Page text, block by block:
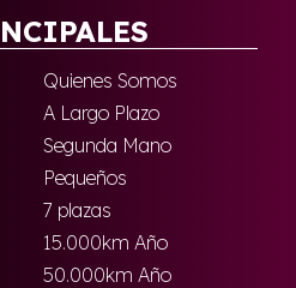
Quienes Somos
A Largo Plazo
Segunda Mano
Pequeños
7 plazas
15.000km Año
50.000km Año